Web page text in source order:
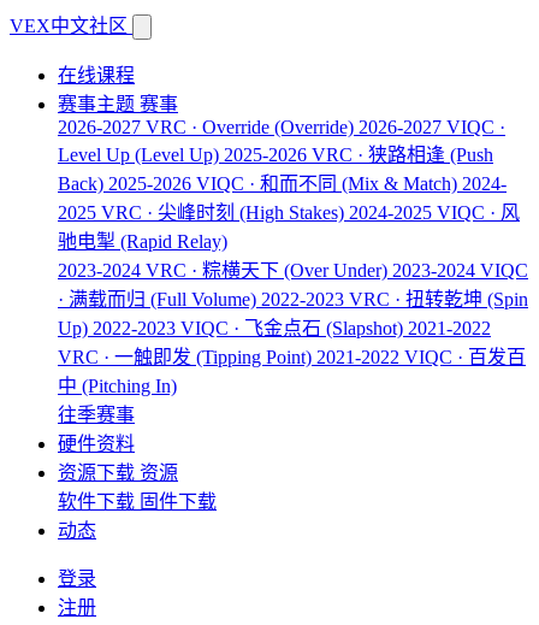
VEX中文社区
在线课程
赛事主题 赛事
2026-2027 VRC · Override (Override) 2026-2027 VIQC ·
Level Up (Level Up) 2025-2026 VRC · 狭路相逢 (Push
Back) 2025-2026 VIQC · 和而不同 (Mix & Match) 2024-
2025 VRC · 尖峰时刻 (High Stakes) 2024-2025 VIQC · 风
驰电掣 (Rapid Relay)
2023-2024 VRC · 粽横天下 (Over Under) 2023-2024 VIQC
· 满载而归 (Full Volume) 2022-2023 VRC · 扭转乾坤 (Spin
Up) 2022-2023 VIQC · 飞金点石 (Slapshot) 2021-2022
VRC · 一触即发 (Tipping Point) 2021-2022 VIQC · 百发百
中 (Pitching In)
往季赛事
硬件资料
资源下载 资源
软件下载 固件下载
动态
登录
注册